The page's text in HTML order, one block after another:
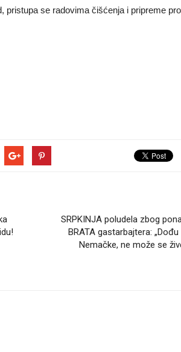
pristupa se radovima čišćenja i pripreme
SRPKINJA poludela zbog
BRATA gastarbajtera:
Nemačke, ne može se